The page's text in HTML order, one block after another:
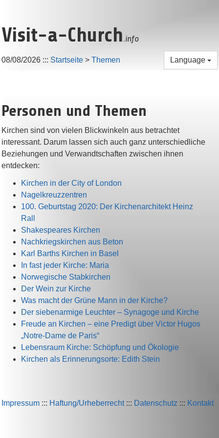
Visit-a-Church.info
08/08/2026 ::: Startseite > Themen Language
Personen und Themen
Kirchen sind von vielen Blickwinkeln aus betrachtet
interessant. Darum lassen sich auch ganz unterschiedliche
Beziehungen und Verwandtschaften zwischen ihnen
entdecken:
Kirchen in der City of London
Nagelkreuzzentren
100. Geburtstag 2020: Der Kirchenarchitekt Heinz
Rall
Shakespeares Kirchen
Nachkriegskirchen aus Beton
Karl Barths Kirchen in Basel
In fast jeder Kirche: Maria
Norwegische Stabkirchen
Der Wein zur Kirche
Was macht der Grüne Mann in der Kirche?
Der siebenarmige Leuchter – Synagoge und Kirche
Freude an Kirchen – eine Predigt über Victor Hugos
„Notre-Dame de Paris“
Lebensraum Kirche: Schöpfung und Ökologie
Kirchen als Erinnerungsorte: Edith Stein
Impressum ::: Haftung/Urheberrecht::: Datenschutz ::: Kontakt